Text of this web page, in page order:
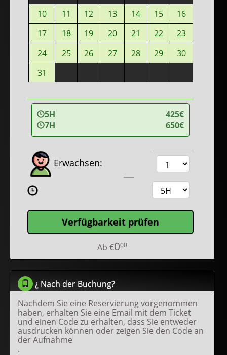
10
11 12 13 14 15
16
17
18 19 20 21 22
23
24
25 26 27 28 29
30
31
5H
425€
7H
650€
Erwachsen:
Verfügbarkeit prüfen
Ab €000
¿ Nach der Buchung?
Nachdem Sie eine Reservierung vorgenommen
haben, erhalten Sie eine Email mit dem Ticket
und einen Code zu erhalten, dass Sie entweder
ausdrucken können oder zeigen Sie den Code an
der Aufnahme
.